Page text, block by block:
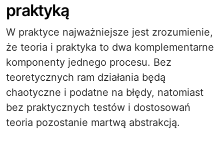
praktyką
W praktyce najważniejsze jest zrozumienie,
że teoria i praktyka to dwa komplementarne
komponenty jednego procesu. Bez
teoretycznych ram działania będą
chaotyczne i podatne na błędy, natomiast
bez praktycznych testów i dostosowań
teoria pozostanie martwą abstrakcją.